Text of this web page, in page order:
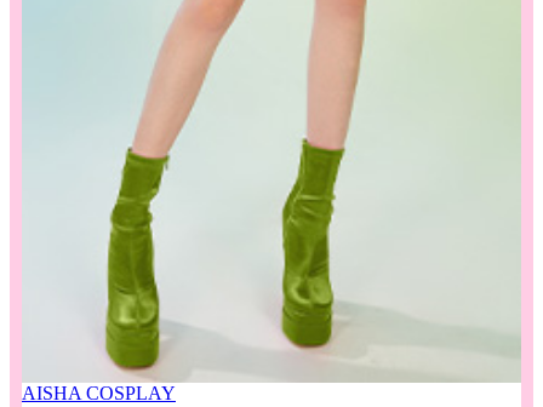
AISHA COSPLAY